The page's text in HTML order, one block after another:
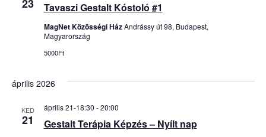
23 Tavaszi Gestalt Kóstoló #1
MagNet Közösségi HázAndrássy út 98, Budapest,
Magyarország
5000Ft
április 2026
KED
21 Gestalt Terápia Képzés – Nyílt nap
április 21-18:30 -20:00